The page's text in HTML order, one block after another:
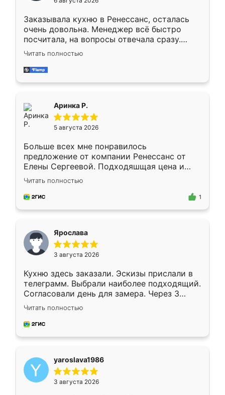
мебели буду заказывать только здесь.
Заказывала кухню в Ренессанс, осталась
очень довольна. Менеджер всё быстро
посчитала, на вопросы отвечала сразу.
Замерщик приехал в субботу, подошёл к
делу со всей ответственностью. Собрали
за день, ребята работали аккуратно, даже
Читать полностью
Аринка Р.
5 августа 2026
Больше всех мне понравилось
предложение от компании Ренессанс от
Елены Сергеевой. Подходяшщая цена и
короткие сроки изготовления. Приехавший
для замера сотрудник Владислав
предложил по моему эскизу самый
Читать полностью
1
Ярослава
3 августа 2026
Кухню здесь заказали. Эскизы прислали в
телеграмм. Выбрали наиболее подходящий.
Согласовали день для замера. Через 3
недели кухня была уже готова. Остались
довольны работой. Спасибо Ренессанс
мебель за качественную работу!
Читать полностью
yaroslava1986
3 августа 2026